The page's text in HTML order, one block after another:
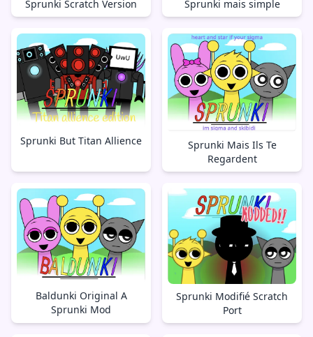
Sprunki Scratch Version Sprunki mais simple
Sprunki But Titan Allience
Sprunki Mais Ils Te
Regardent
Baldunki Original A
Sprunki Mod
Sprunki Modifié Scratch
Port